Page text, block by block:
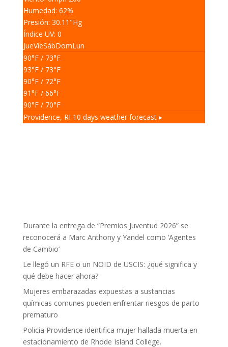
Humedad: 62%
Presión: 30.11 "Hg
Índice UV: 0
JueVieSábDomLun
90°F/ 73°F
93°F/ 73°F
90°F/ 72°F
91°F/ 66°F
90°F/ 70°F
Providence, RI 10 days weather forecast ▸
Durante la entrega de “Premios Juventud 2026” se
reconocerá a Marc Anthony y Yandel como ‘Agentes
de Cambio’
Le llegó un RFE o un NOID de USCIS: ¿qué significa y
qué debe hacer ahora?
Mujeres embarazadas expuestas a sustancias
químicas comunes pueden enfrentar riesgos de parto
prematuro
Policía Providence identifica mujer hallada muerta en
estacionamiento de Rhode Island College.